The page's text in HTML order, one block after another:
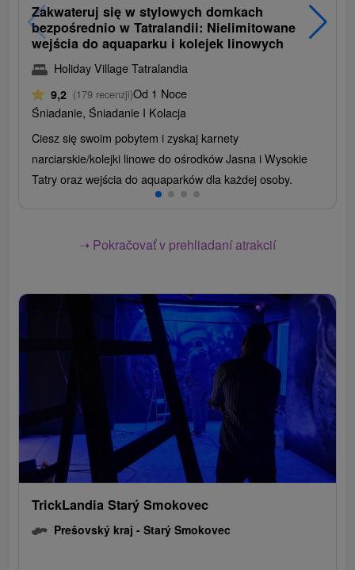
Zakwateruj się w stylowych domkach
bezpośrednio w Tatralandii: Nielimitowane
wejścia do aquaparku i kolejek linowych
Holiday Village Tatralandia
9,2 (179 recenzji)Od 1 Noce
Śniadanie, Śniadanie I Kolacja
Ciesz się swoim pobytem i zyskaj karnety
narciarskie/kolejki linowe do ośrodków Jasna i Wysokie
Tatry oraz wejścia do aquaparków dla każdej osoby.
➝ Pokračovať v prehliadaní atrakcií
TrickLandia Starý Smokovec
Prešovský kraj -Starý Smokovec